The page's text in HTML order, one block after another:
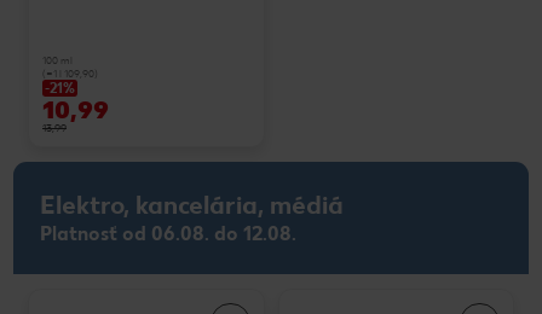
100 ml
(=1 l 109,90)
-21%
10,99
13,99
Elektro, kancelária, médiá
Platnosť od 06.08. do 12.08.